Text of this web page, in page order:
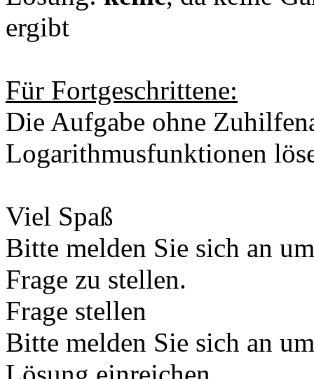
ergibt
Für Fortgeschrittene:
Die Aufgabe ohne
Logarithmusfunktionen
Viel Spaß
Bitte melden Sie sich an
Frage zu stellen.
Frage stellen
Bitte melden Sie sich an